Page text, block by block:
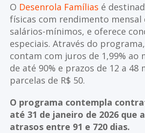
O Desenrola Famílias é
físicas com rendimento mensal
salários-mínimos, e oferece
especiais. Através do
contam com juros de 1,99% ao
de até 90% e prazos de 12 a 48
parcelas de R$ 50.
O programa contempla
até 31 de janeiro de 2026 que
atrasos entre 91 e 720 dias.